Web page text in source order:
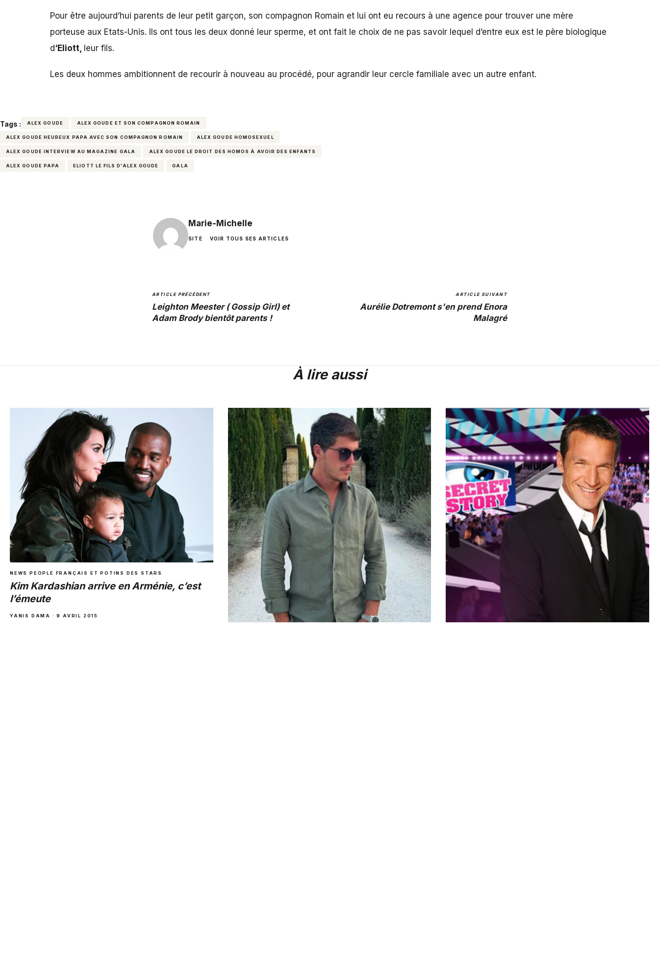
Pour être aujourd’hui parents de leur petit garçon, son compagnon Romain et lui ont eu recours à une agence pour trouver une mère
porteuse aux Etats-Unis. Ils ont tous les deux donné leur sperme, et ont fait le choix de ne pas savoir lequel d’entre eux est le père biologique
d‘Eliott, leur fils.
Les deux hommes ambitionnent de recourir à nouveau au procédé, pour agrandir leur cercle familiale avec un autre enfant.
Tags : ALEX GOUDE ALEX GOUDE ET SON COMPAGNON ROMAIN
ALEX GOUDE HEUREUX PAPA AVEC SON COMPAGNON ROMAIN ALEX GOUDE HOMOSEXUEL
ALEX GOUDE INTERVIEW AU MAGAZINE GALA ALEX GOUDE LE DROIT DES HOMOS À AVOIR DES ENFANTS
ALEX GOUDE PAPA ELIOTT LE FILS D'ALEX GOUDE GALA
Marie-Michelle
SITE VOIR TOUS SES ARTICLES
ARTICLE PRÉCÉDENT
Leighton Meester ( Gossip Girl) et
Adam Brody bientôt parents !
ARTICLE SUIVANT
Aurélie Dotremont s'en prend Enora
Malagré
À lire aussi
NEWS PEOPLE FRANÇAIS ET POTINS DES STARS
Kim Kardashian arrive en Arménie, c’est
l’émeute
YANIS DAMA · 9 AVRIL 2015